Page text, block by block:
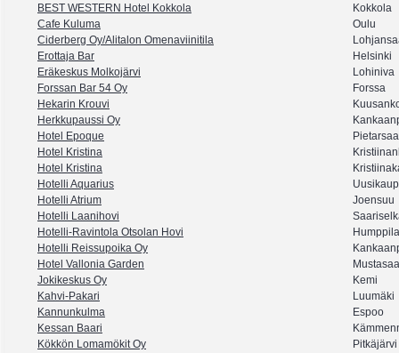
BEST WESTERN Hotel Kokkola
Kokkola
Cafe Kuluma
Oulu
Ciderberg Oy/Alitalon Omenaviinitila
Erottaja Bar
Helsinki
Eräkeskus Molkojärvi
Lohiniva
Forssan Bar 54 Oy
Forssa
Hekarin Krouvi
Herkkupaussi Oy
Hotel Epoque
Hotel Kristina
Hotel Kristina
Hotelli Aquarius
Hotelli Atrium
Joensuu
Hotelli Laanihovi
Hotelli-Ravintola Otsolan Hovi
Humppila
Hotelli Reissupoika Oy
Hotel Vallonia Garden
Jokikeskus Oy
Kemi
Kahvi-Pakari
Luumäki
Kannunkulma
Espoo
Kessan Baari
Kökkön Lomamökit Oy
Pitkäjärvi